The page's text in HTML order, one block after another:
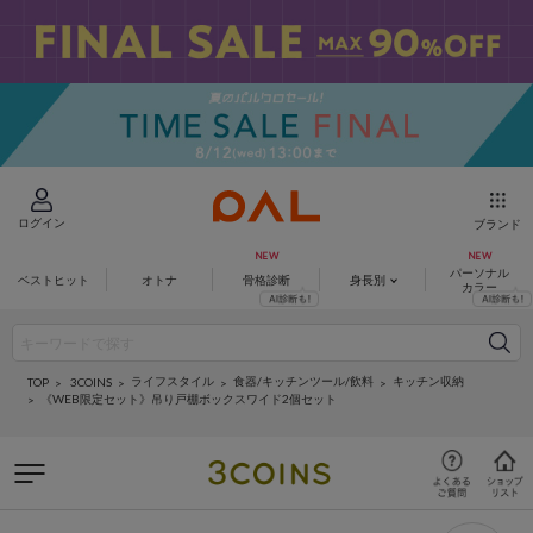
ログイン ブランド
ベストヒット オトナ 骨格診断 身長別
パーソナル
カラー
TOP 3COINS ライフスタイル 食器/キッチンツール/飲料
キッチン収納
《WEB限定セット》吊り戸棚ボックスワイド2個セット